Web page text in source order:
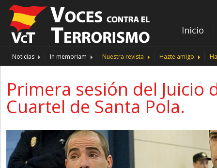
Inicio
Noticias In memoriam Nuestra revista Hazte amigo
Primera sesión del Juicio
Cuartel de Santa Pola.